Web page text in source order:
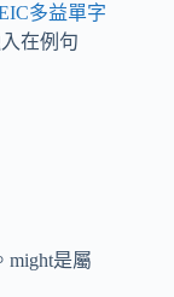
多益單字
在例句
是屬